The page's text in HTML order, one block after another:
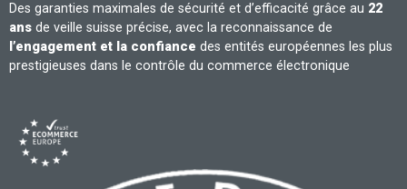
Des garanties maximales de sécurité et d’efficacité grâce au 22
ans de veille suisse précise, avec la reconnaissance de
l’engagement et la confiance des entités européennes les plus
prestigieuses dans le contrôle du commerce électronique